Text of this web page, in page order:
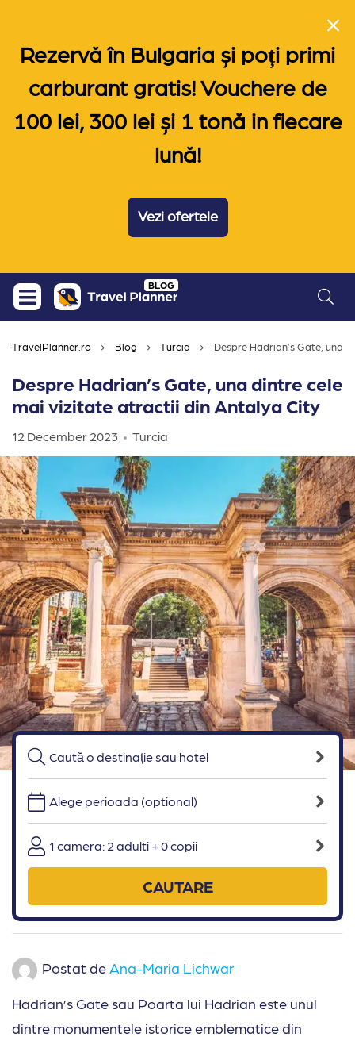
Rezervă în Bulgaria și poți primi
carburant gratis! Vouchere de
100 lei, 300 lei și 1 tonă in fiecare
lună!
Vezi ofertele
Skip
content
BLOG
TravelPlanner.ro Blog Turcia Despre Hadrian’s Gate, una
Despre Hadrian’s Gate, una dintre cele
mai vizitate atractii din Antalya City
12 December 2023 Turcia
Alege perioada (optional)
1 camera: 2 adulti + 0 copii
CAUTARE
Postat de Ana-Maria Lichwar
Hadrian’s Gate sau Poarta lui Hadrian este unul
dintre monumentele istorice emblematice din